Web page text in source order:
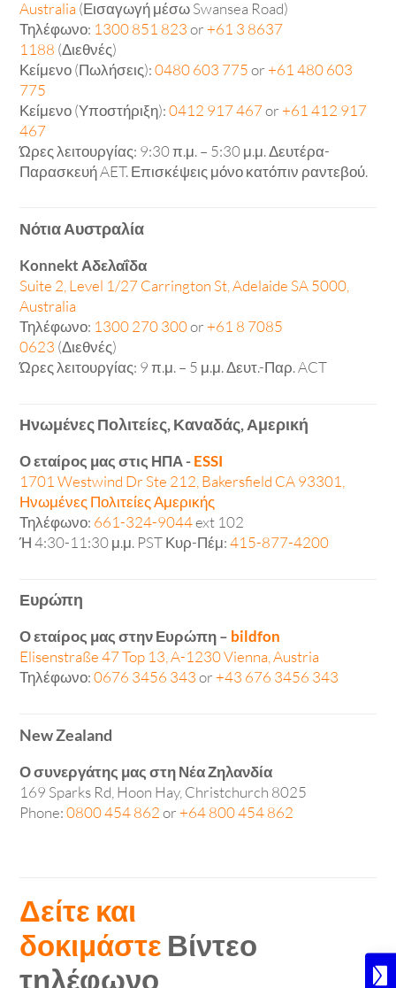
Australia(Εισαγωγή μέσω Swansea Road)
Τηλέφωνο: 1300 851 823or +61 3 8637
1188 (Διεθνές)
Κείμενο (Πωλήσεις):0480 603 775or +61 480 603
775
Κείμενο (Υποστήριξη):0412 917 467or +61 412 917
467
Ώρες λειτουργίας: 9:30 π.μ. – 5:30 μ.μ. Δευτέρα-
Παρασκευή AET. Επισκέψεις μόνο κατόπιν ραντεβού.
Νότια Αυστραλία
Konnekt Αδελαΐδα
Suite 2, Level 1/27 Carrington St, Adelaide SA 5000,
Australia
Τηλέφωνο: 1300 270 300or +61 8 7085
0623 (Διεθνές)
Ώρες λειτουργίας: 9 π.μ. – 5 μ.μ. Δευτ.-Παρ. ACT
Ηνωμένες Πολιτείες, Καναδάς, Αμερική
Ο εταίρος μας στις ΗΠΑ -ESSI
1701 Westwind Dr Ste 212, Bakersfield CA 93301,
Ηνωμένες Πολιτείες Αμερικής
Τηλέφωνο: 661-324-9044ext 102
Ή 4:30-11:30 μ.μ. PST Κυρ-Πέμ:415-877-4200
Ευρώπη
Ο εταίρος μας στην Ευρώπη – bildfon
Elisenstraße 47 Top 13, A-1230 Vienna, Austria
Τηλέφωνο:0676 3456 343or +43 676 3456 343
New Zealand
Ο συνεργάτης μας στη Νέα Ζηλανδία
169 Sparks Rd, Hoon Hay, Christchurch 8025
Phone:0800 454 862or +64 800 454 862
Δείτε και
δοκιμάστε Βίντεο
τηλέφωνο